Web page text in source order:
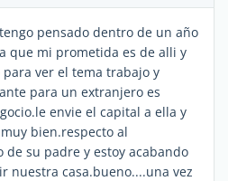
pensado dentro de un año
que mi prometida es de alli y
ver el tema trabajo y
para un extranjero es
envie el capital a ella y
bien.respecto al
su padre y estoy acabando
nuestra casa.bueno....una vez